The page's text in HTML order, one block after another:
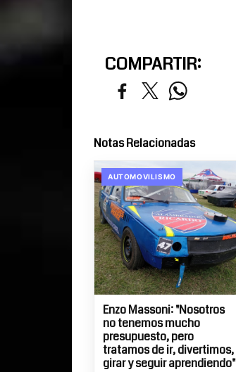
COMPARTIR:
Notas Relacionadas
AUTOMOVILISMO
Enzo Massoni: "Nosotros
no tenemos mucho
presupuesto, pero
tratamos de ir, divertimos,
girar y seguir aprendiendo"